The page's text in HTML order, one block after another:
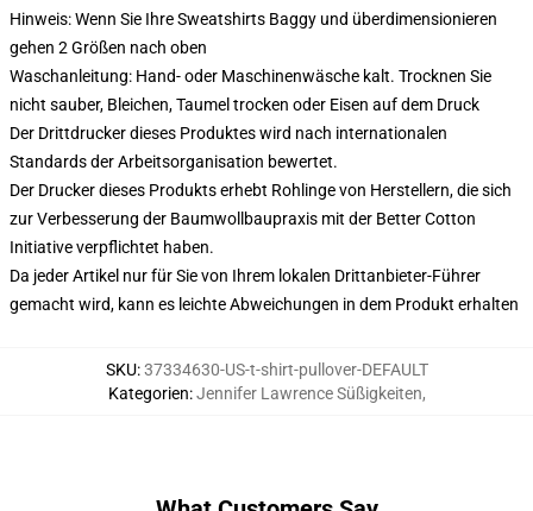
Hinweis: Wenn Sie Ihre Sweatshirts Baggy und überdimensionieren
gehen 2 Größen nach oben
Waschanleitung: Hand- oder Maschinenwäsche kalt. Trocknen Sie
nicht sauber, Bleichen, Taumel trocken oder Eisen auf dem Druck
Der Drittdrucker dieses Produktes wird nach internationalen
Standards der Arbeitsorganisation bewertet.
Der Drucker dieses Produkts erhebt Rohlinge von Herstellern, die sich
zur Verbesserung der Baumwollbaupraxis mit der Better Cotton
Initiative verpflichtet haben.
Da jeder Artikel nur für Sie von Ihrem lokalen Drittanbieter-Führer
gemacht wird, kann es leichte Abweichungen in dem Produkt erhalten
SKU:37334630-US-t-shirt-pullover-DEFAULT
Kategorien:Jennifer Lawrence Süßigkeiten,